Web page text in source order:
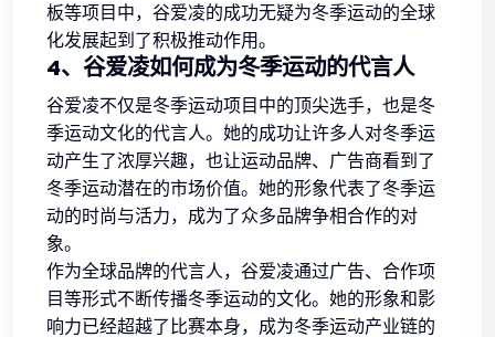
板等项目中，谷爱凌的成功无疑为冬季运动的全球
化发展起到了积极推动作用。
4、谷爱凌如何成为冬季运动的代言人
谷爱凌不仅是冬季运动项目中的顶尖选手，也是冬
季运动文化的代言人。她的成功让许多人对冬季运
动产生了浓厚兴趣，也让运动品牌、广告商看到了
冬季运动潜在的市场价值。她的形象代表了冬季运
动的时尚与活力，成为了众多品牌争相合作的对
象。
作为全球品牌的代言人，谷爱凌通过广告、合作项
目等形式不断传播冬季运动的文化。她的形象和影
响力已经超越了比赛本身，成为冬季运动产业链的